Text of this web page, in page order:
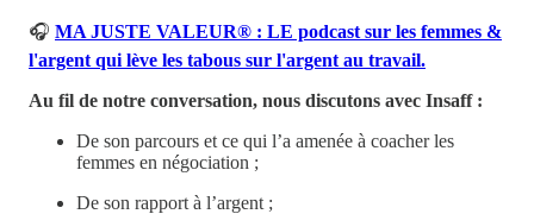
🎧 MA JUSTE VALEUR® : LE podcast sur les femmes &
l'argent qui lève les tabous sur l'argent au travail.
Au fil de notre conversation, nous discutons avec Insaff :
De son parcours et ce qui l’a amenée à coacher les
femmes en négociation ;
De son rapport à l’argent ;